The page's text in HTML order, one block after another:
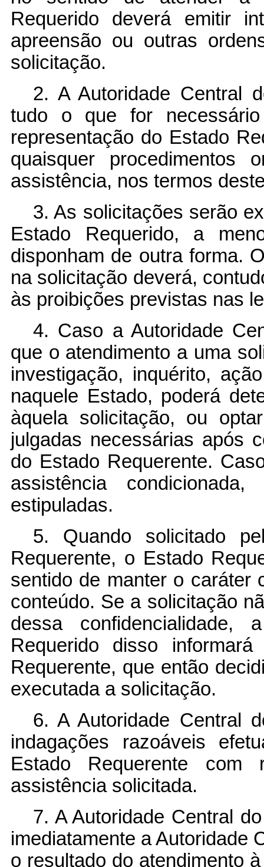
Requerido deverá emitir
apreensão ou outras
solicitação.
2. A Autoridade Central
tudo o que for
representação do Estado
quaisquer procedimentos
assistência, nos termos
3. As solicitações serão
Estado Requerido, a
disponham de outra forma.
na solicitação deverá,
às proibições previstas nas
4. Caso a Autoridade
que o atendimento a uma
investigação, inquérito,
naquele Estado, poderá
àquela solicitação, ou
julgadas necessárias após
do Estado Requerente.
assistência
estipuladas.
5. Quando solicitado
Requerente, o Estado
sentido de manter o caráter
conteúdo. Se a solicitação
dessa confidencialidade,
Requerido disso
Requerente, que então
executada a solicitação.
6. A Autoridade Central
indagações razoáveis
Estado Requerente
assistência solicitada.
7. A Autoridade Central
imediatamente a Autoridade
o resultado do atendimento